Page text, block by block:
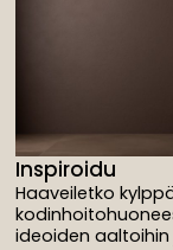
Inspiroidu
Haaveiletko
ideoiden